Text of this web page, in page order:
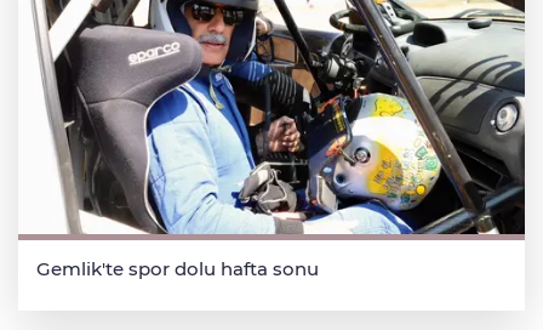
Gemlik'te spor dolu hafta sonu